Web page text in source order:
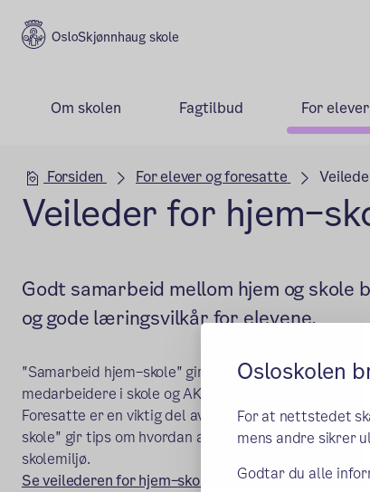
Osloskolen
For at nettstedet
mens andre sikrer
Godtar du alle
Skjønnhaug skole
Om skolen Fagtilbud For
Hovedseksjon
Forsiden For elever og foresatte
Veileder for
Godt samarbeid mellom hjem og
og gode læringsvilkår for elevene.
"Samarbeid hjem–skole" gir råd for å lykkes med
medarbeidere i skole og AKS.
Foresatte er en viktig del av det utvidede
skole" gir tips om hvordan ansatte og foresatte
skolemiljø.
Se veilederen for hjem–skolesamarbeid på Oslo